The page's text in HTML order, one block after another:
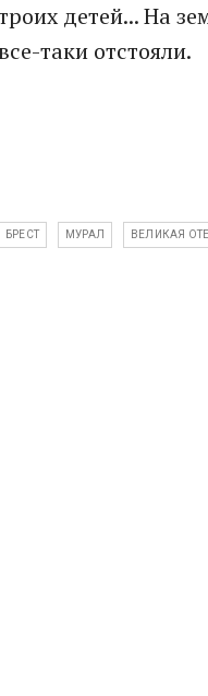
детей... На
таки отстояли.
БРЕСТ МУРАЛ ВЕЛИКАЯ